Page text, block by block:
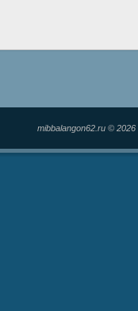
mibbalangon62.ru ©